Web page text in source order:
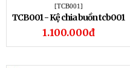
[TCB001]
TCB001 - Kệ chia buồn tcb001
1.100.000đ